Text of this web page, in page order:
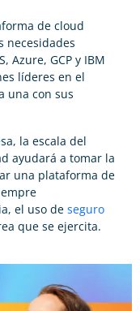
de cloud
necesidades
Azure, GCP y IBM
líderes en el
una con sus
la escala del
ayudará a tomar la
una plataforma de
el uso de seguro
que se ejercita.